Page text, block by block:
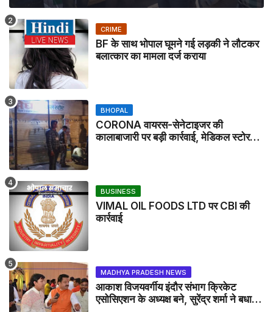
CRIME
BF के साथ भोपाल घूमने गई लड़की ने लौटकर
बलात्कार का मामला दर्ज कराया
BHOPAL
CORONA वायरस-सेनेटाइजर की
कालाबाजारी पर बड़ी कार्रवाई, मेडिकल स्टोर
BUSINESS
VIMAL OIL FOODS LTD पर CBI की
कार्रवाई
MADHYA PRADESH NEWS
आकाश विजयवर्गीय इंदौर संभाग क्रिकेट
एसोसिएशन के अध्यक्ष बने, सुरेंद्र शर्मा ने बधाई